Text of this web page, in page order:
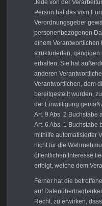
Jede von der
Person hat das vom
Verordnungsgeber
personenbezogenen
einem
strukturierten,
erhalten. Sie hat
anderen
Verantwortlichen, dem
bereitgestellt wurden,
der Einwilligung gemäß
Art. 9 Abs. 2 Buchstabe
Art. 6 Abs. 1 Buchstabe
mithilfe automatisierter
nicht für die
öffentlichen Interesse
erfolgt, welche dem
Ferner hat die
auf
Recht, zu erwirken,